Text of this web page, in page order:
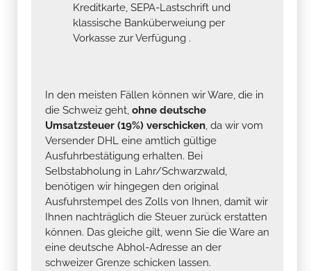
Kreditkarte, SEPA-Lastschrift und
klassische Banküberweiung per
Vorkasse zur Verfügung .
In den meisten Fällen können wir Ware, die in
die Schweiz geht, ohne deutsche
Umsatzsteuer (19%) verschicken, da wir vom
Versender DHL eine amtlich gültige
Ausfuhrbestätigung erhalten. Bei
Selbstabholung in Lahr/Schwarzwald,
benötigen wir hingegen den original
Ausfuhrstempel des Zolls von Ihnen, damit wir
Ihnen nachträglich die Steuer zurück erstatten
können. Das gleiche gilt, wenn Sie die Ware an
eine deutsche Abhol-Adresse an der
schweizer Grenze schicken lassen.